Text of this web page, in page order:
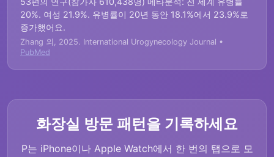
20%. 여성 21.9%. 유병률이 20년 동안 18.1%에서 23.9%로
증가했어요.
Zhang 외, 2025. International Urogynecology Journal •
PubMed
화장실 방문 패턴을 기록하세요
P는 iPhone이나 Apple Watch에서 한 번의 탭으로 모